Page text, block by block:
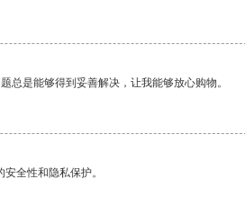
总是能够得到妥善解决，让我能够放心购物。
全性和隐私保护。